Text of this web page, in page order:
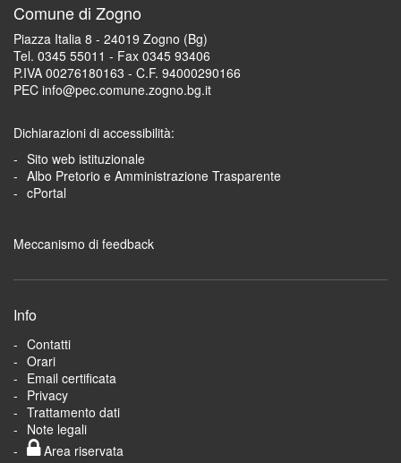
Comune di Zogno
Piazza Italia 8 - 24019 Zogno (Bg)
Tel. 0345 55011 - Fax 0345 93406
P.IVA 00276180163 - C.F. 94000290166
PEC info@pec.comune.zogno.bg.it
Dichiarazioni di accessibilità:
Sito web istituzionale
Albo Pretorio e Amministrazione Trasparente
cPortal
Meccanismo di feedback
Info
Contatti
Orari
Email certificata
Privacy
Trattamento dati
Note legali
Area riservata